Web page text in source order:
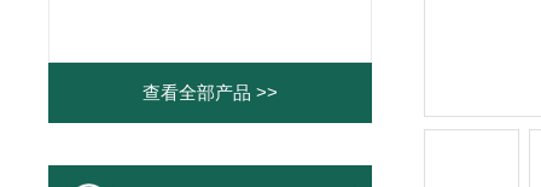
查看全部产品 >>